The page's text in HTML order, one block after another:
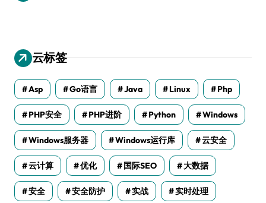
云标签
Asp Go语言 Java Linux Php
PHP安全 PHP进阶 Python Windows
Windows服务器 Windows运行库 云安全
云计算 优化 国际SEO 大数据
安全 安全防护 实战 实时处理